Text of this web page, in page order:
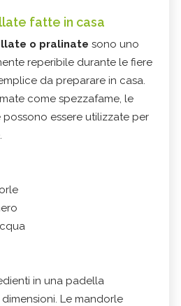
fatte in casa
o pralinate sono uno
reperibile durante le fiere
da preparare in casa.
come spezzafame, le
essere utilizzate per
in una padella
Le mandorle